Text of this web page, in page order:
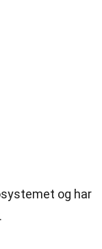
og har